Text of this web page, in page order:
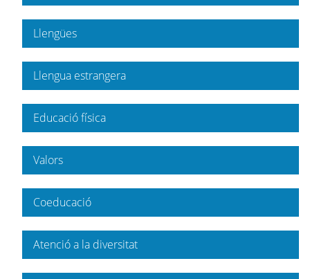
Llengües
Llengua estrangera
Educació física
Valors
Coeducació
Atenció a la diversitat